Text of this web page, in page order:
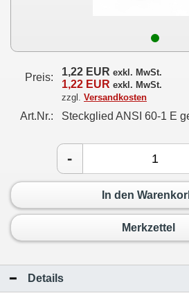
Preis: 1,22 EUR exkl. MwSt.
1,22 EUR exkl. MwSt.
zzgl. Versandkosten
Art.Nr.: Steckglied ANSI 60-1 E
-
In den
Merkzettel
Details